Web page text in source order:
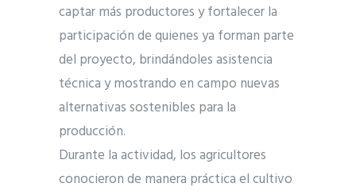
captar más productores y fortalecer la
participación de quienes ya forman parte
del proyecto, brindándoles asistencia
técnica y mostrando en campo nuevas
alternativas sostenibles para la
producción.
Durante la actividad, los agricultores
conocieron de manera práctica el cultivo